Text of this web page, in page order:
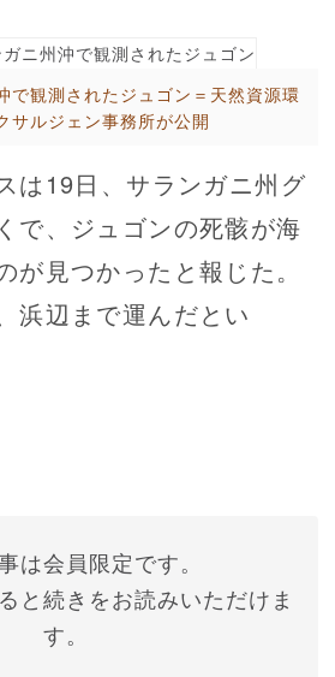
で観測されたジュゴン＝天然資源環
サルジェン事務所が公開
は19日、サランガニ州グ
で、ジュゴンの死骸が海
が見つかったと報じた。
浜辺まで運んだとい
は会員限定です。
と続きをお読みいただけま
す。